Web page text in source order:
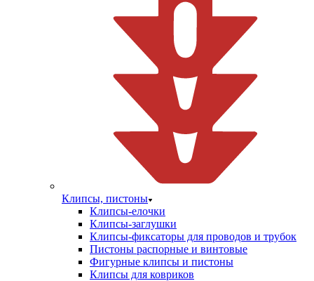
Клипсы, пистоны
Клипсы-елочки
Клипсы-заглушки
Клипсы-фиксаторы для проводов и трубок
Пистоны распорные и винтовые
Фигурные клипсы и пистоны
Клипсы для ковриков